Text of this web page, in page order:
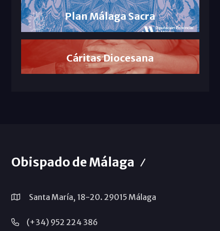
Plan Málaga Sacra
Cáritas Diocesana
Obispado de Málaga
Santa María, 18-20. 29015 Málaga
(+34) 952 224 386